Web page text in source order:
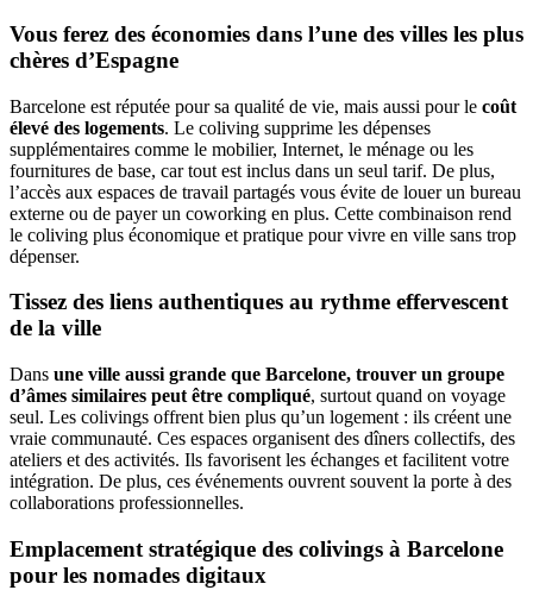
Vous ferez des économies dans l’une des villes les plus
chères d’Espagne
Barcelone est réputée pour sa qualité de vie, mais aussi pour le coût
élevé des logements. Le coliving supprime les dépenses
supplémentaires comme le mobilier, Internet, le ménage ou les
fournitures de base, car tout est inclus dans un seul tarif. De plus,
l’accès aux espaces de travail partagés vous évite de louer un bureau
externe ou de payer un coworking en plus. Cette combinaison rend
le coliving plus économique et pratique pour vivre en ville sans trop
dépenser.
Tissez des liens authentiques au rythme effervescent
de la ville
Dans une ville aussi grande que Barcelone, trouver un groupe
d’âmes similaires peut être compliqué, surtout quand on voyage
seul. Les colivings offrent bien plus qu’un logement : ils créent une
vraie communauté. Ces espaces organisent des dîners collectifs, des
ateliers et des activités. Ils favorisent les échanges et facilitent votre
intégration. De plus, ces événements ouvrent souvent la porte à des
collaborations professionnelles.
Emplacement stratégique des colivings à Barcelone
pour les nomades digitaux